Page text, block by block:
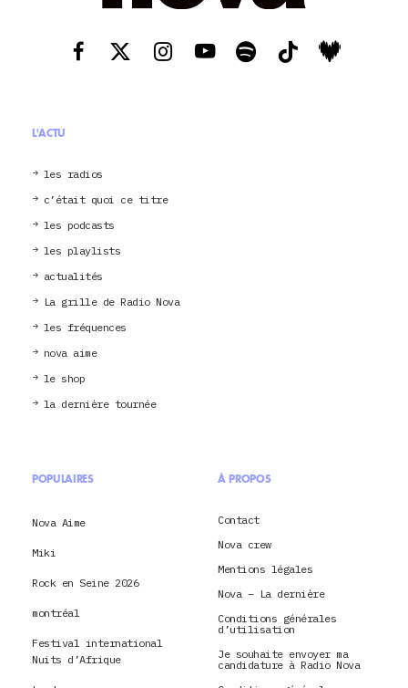
L'ACTU
les radios
c’était quoi ce titre
les podcasts
les playlists
actualités
La grille de Radio Nova
les fréquences
nova aime
le shop
la dernière tournée
POPULAIRES
Nova Aime
Miki
Rock en Seine 2026
montréal
Festival international
Nuits d’Afrique
À PROPOS
Contact
Nova crew
Mentions légales
Nova – La dernière
Conditions générales
d’utilisation
Je souhaite envoyer ma
candidature à Radio Nova